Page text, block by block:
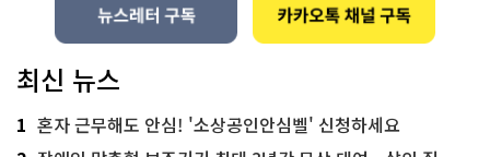
최신 뉴스
1 혼자 근무해도 안심! '소상공인안심벨' 신청하세요